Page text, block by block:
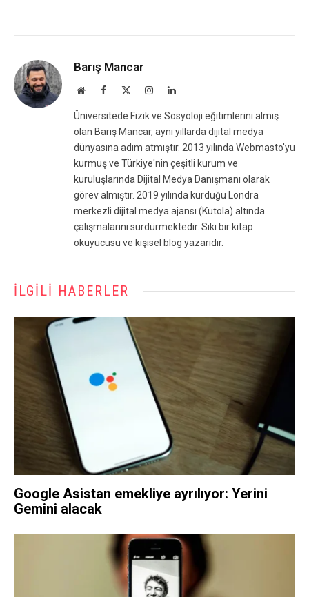
Barış Mancar
WebsiteFacebook InstagramLinkedIn
Üniversitede Fizik ve Sosyoloji eğitimlerini almış
olan Barış Mancar, aynı yıllarda dijital medya
dünyasına adım atmıştır. 2013 yılında Webmasto'yu
kurmuş ve Türkiye'nin çeşitli kurum ve
kuruluşlarında Dijital Medya Danışmanı olarak
görev almıştır. 2019 yılında kurduğu Londra
merkezli dijital medya ajansı (Kutola) altında
çalışmalarını sürdürmektedir. Sıkı bir kitap
okuyucusu ve kişisel blog yazarıdır.
İLGILI HABERLER
Google Asistan emekliye ayrılıyor: Yerini
Gemini alacak